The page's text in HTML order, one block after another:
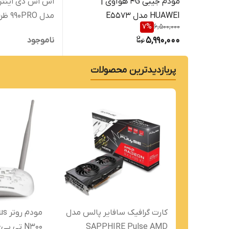
HUAWEI مدل E5573
6,500,000
7%
5,990,000
مدل 990PRO ظرفیت 1 ترابایت
ناموجود
پربازدیدترین محصولات
کارت گرافیک سافایر پالس مدل
SAPPHIRE Pulse AMD